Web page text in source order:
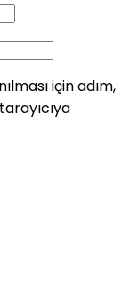
için adım,